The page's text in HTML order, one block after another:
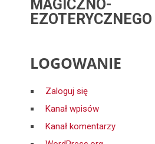
MAGICZNO-
LOGOWANIE
Zaloguj się
Kanał wpisów
Kanał komentarzy